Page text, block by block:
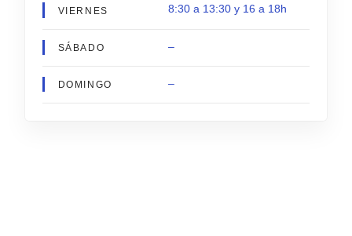
VIERNES 8:30 a 13:30 y 16 a 18h
SÁBADO –
DOMINGO –